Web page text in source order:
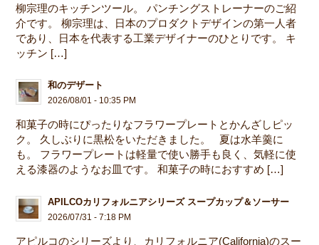
柳宗理のキッチンツール。 パンチングストレーナーのご紹
介です。 柳宗理は、日本のプロダクトデザインの第一人者
であり、日本を代表する工業デザイナーのひとりです。 キ
ッチン […]
和のデザート
2026/08/01 - 10:35 PM
和菓子の時にぴったりなフラワープレートとかんざしピッ
ク。 久しぶりに黒松をいただきました。 夏は水羊羹に
も。 フラワープレートは軽量で使い勝手も良く、気軽に使
える漆器のようなお皿です。 和菓子の時におすすめ […]
APILCOカリフォルニアシリーズ スープカップ＆ソーサー
2026/07/31 - 7:18 PM
アピルコのシリーズより、カリフォルニア(California)のスー